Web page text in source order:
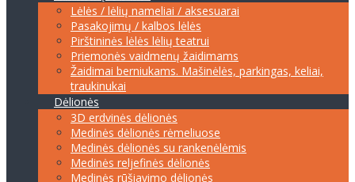
Lėlės / lėlių nameliai / aksesuarai
Pasakojimų / kalbos lėlės
Pirštininės lėlės lėlių teatrui
Priemonės vaidmenų žaidimams
Žaidimai berniukams. Mašinėlės, parkingas, keliai,
traukinukai
Dėlionės
3D erdvinės dėlionės
Medinės dėlionės rėmeliuose
Medinės dėlionės su rankenėlėmis
Medinės reljefinės dėlionės
Medinės rūšiavimo dėlionės